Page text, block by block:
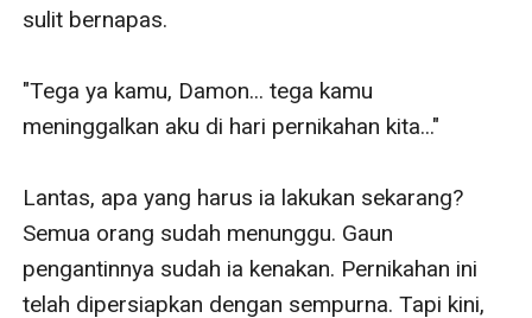
sulit bernapas.
"Tega ya kamu, Damon... tega kamu
meninggalkan aku di hari pernikahan kita..."
Lantas, apa yang harus ia lakukan sekarang?
Semua orang sudah menunggu. Gaun
pengantinnya sudah ia kenakan. Pernikahan ini
telah dipersiapkan dengan sempurna. Tapi kini,